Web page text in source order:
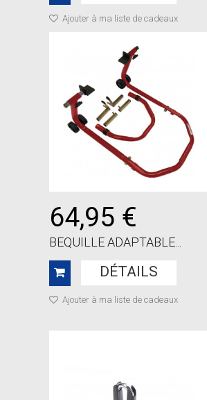
Ajouter à ma liste de cadeaux
64,95 €
BEQUILLE ADAPTABLE...
DÉTAILS
Ajouter à ma liste de cadeaux